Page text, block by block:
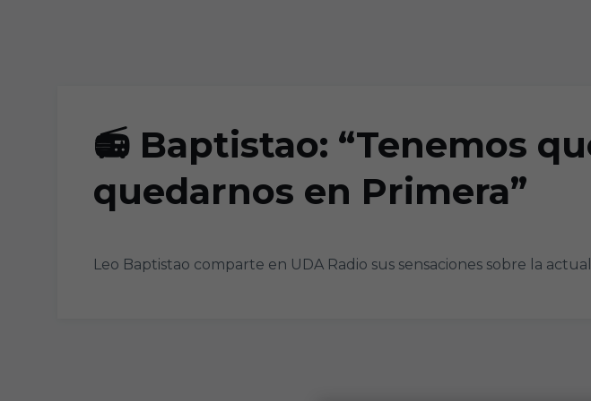
📻 Baptistao: “Tenemos
quedarnos en Primera”
Leo Baptistao comparte en UDA Radio sus sensaciones sobre la